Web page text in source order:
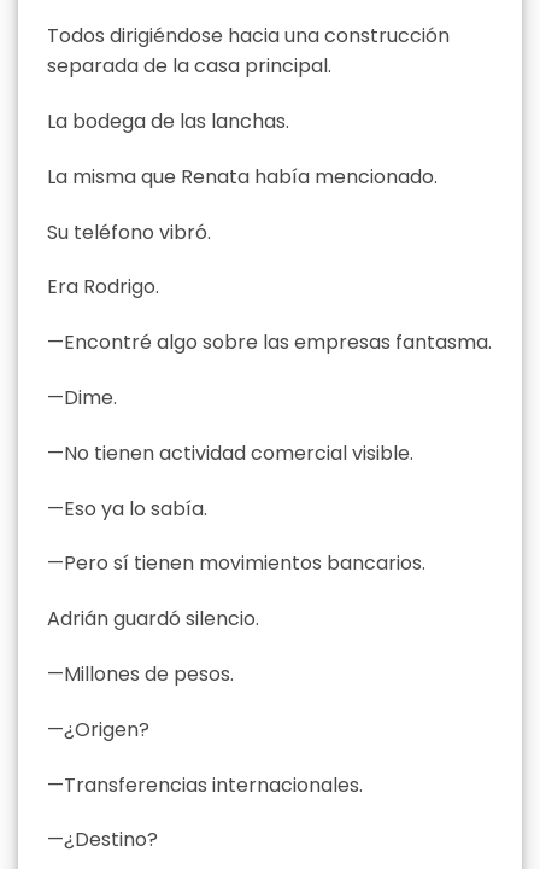
Todos dirigiéndose hacia una construcción
separada de la casa principal.
La bodega de las lanchas.
La misma que Renata había mencionado.
Su teléfono vibró.
Era Rodrigo.
—Encontré algo sobre las empresas fantasma.
—Dime.
—No tienen actividad comercial visible.
—Eso ya lo sabía.
—Pero sí tienen movimientos bancarios.
Adrián guardó silencio.
—Millones de pesos.
—¿Origen?
—Transferencias internacionales.
—¿Destino?